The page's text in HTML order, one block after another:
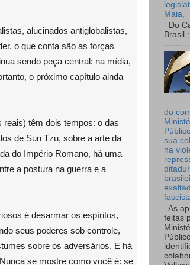
alucinados antiglobalistas,
o que conta são as forças
sendo peça central: na mídia,
o próximo capítulo ainda
têm dois tempos: o das
de Sun Tzu, sobre a arte da
do Império Romano, há uma
a postura na guerra e a
é desarmar os espíritos,
seus poderes sob controle,
sobre os adversários. E há
se mostre como você é: se
Maia,
Do
Brasil :
do
sua
na
As
feitas